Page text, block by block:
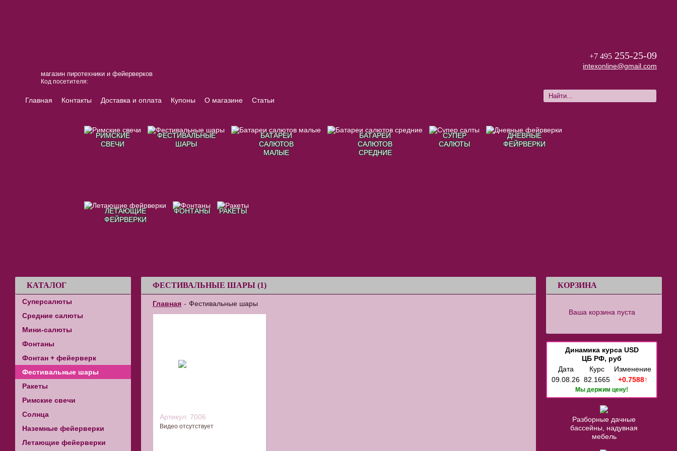
магазин пиротехники и фейерверков
Код посетителя:
Главная Контакты Доставка и оплата Купоны О магазине Статьи
+7 495 255-25-09
intexonline@gmail.com
РИМСКИЕ
СВЕЧИ
ФЕСТИВАЛЬНЫЕ
ШАРЫ
БАТАРЕИ
САЛЮТОВ
МАЛЫЕ
БАТАРЕИ
САЛЮТОВ
СРЕДНИЕ
СУПЕР
САЛЮТЫ
ДНЕВНЫЕ
ФЕЙРВЕРКИ
ЛЕТАЮЩИЕ
ФЕЙРВЕРКИ
ФОНТАНЫ РАКЕТЫ
КАТАЛОГ
Суперсалюты
Средние салюты
Мини-салюты
Фонтаны
Фонтан + фейерверк
Фестивальные шары
Ракеты
Римские свечи
Солнца
Наземные фейерверки
Летающие фейерверки
ФЕСТИВАЛЬНЫЕ ШАРЫ (1)
Главная - Фестивальные шары
Артикул: 7006
Видео отсутствует
КОРЗИНА
Ваша корзина пуста
Динамика курса USD
ЦБ РФ, руб
Дата
Курс
Изменение
09.08.26 82.1665 +0.7588↑
Мы держим цену!
Разборные дачные
бассейны, надувная
мебель